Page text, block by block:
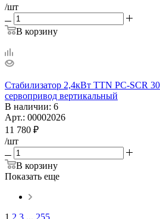
/шт
В корзину
Стабилизатор 2,4кВт TTN PC-SCR
сервопривод вертикальный
В наличии: 6
Арт.: 00002026
11 780 ₽
/шт
В корзину
Показать еще
1 2 3 ... 255